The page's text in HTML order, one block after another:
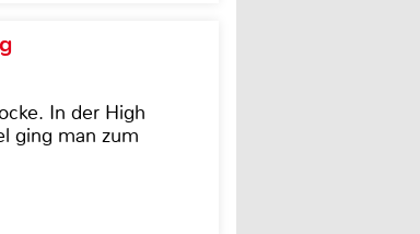
In der High
ging man zum